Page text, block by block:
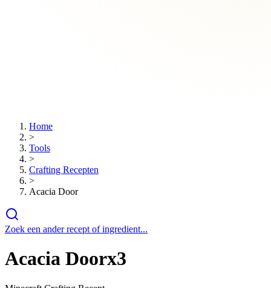
Home
>
Tools
>
Crafting Recepten
>
Acacia Door
Zoek een ander recept of ingredient...
Acacia Doorx3